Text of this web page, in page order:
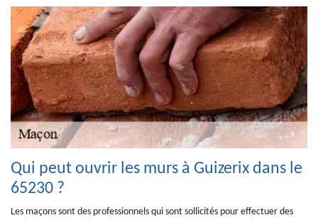
Qui peut ouvrir les murs à Guizerix dans le
65230 ?
Les maçons sont des professionnels qui sont sollicités pour effectuer des